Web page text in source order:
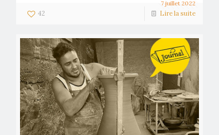
7 juillet 2022
42 Lire la suite